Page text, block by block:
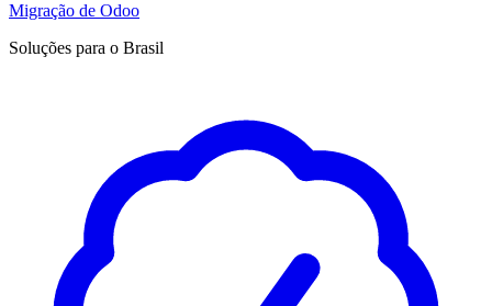
Migração de Odoo
Soluções para o Brasil